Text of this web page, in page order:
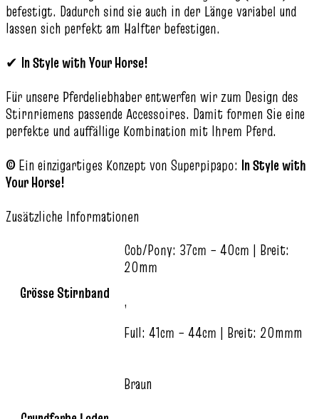
befestigt. Dadurch sind sie auch in der Länge variabel und
lassen sich perfekt am Halfter befestigen.
✔ In Style with Your Horse!
Für unsere Pferdeliebhaber entwerfen wir zum Design des
Stirnriemens passende Accessoires. Damit formen Sie eine
perfekte und auffällige Kombination mit Ihrem Pferd.
©Ein einzigartiges Konzept von Superpipapo: In Style with
Your Horse!
Zusätzliche Informationen
Grösse Stirnband
Cob/Pony: 37cm – 40cm | Breit:
20mm
,
Full: 41cm – 44cm | Breit: 20mmm
Braun